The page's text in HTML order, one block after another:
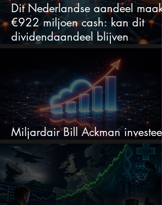
Dit Nederlandse aandeel maakt
€922 miljoen cash: kan dit
dividendaandeel blijven
verhogen?
Miljardair Bill Ackman investeert
miljarden in dit techaandeel